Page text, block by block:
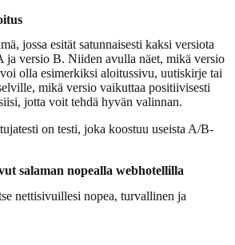
jossa esität satunnaisesti kaksi versiota
ja versio B. Niiden avulla näet, mikä versio
olla esimerkiksi aloitussivu, uutiskirje tai
mikä versio vaikuttaa positiivisesti
jotta voit tehdä hyvän valinnan.
on testi, joka koostuu useista A/B-
salaman nopealla webhotellilla
nettisivuillesi nopea, turvallinen ja